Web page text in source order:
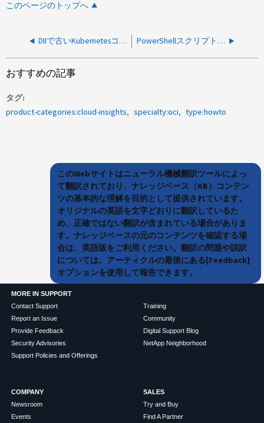
このページのトップへ
DIIで古いKubernetesコレクタが表示された場合にKubernetesコレクタを更新する方法 PowerShellスクリプトファイル./hostAdapterCommands3.ps1の実行中にホストアダプタのデータを取得するためにHyper-Vエラーが発生しました
おすすめの記事
タグ
product-categories:cloud-insights
specialty:oci type:howto
このWebサイトはニューラル機械翻訳ツールによっ
て翻訳されており、ナレッジベース（KB）コンテン
ツの基本的な理解を目的として提供されています。
オリジナルの英語を文字どおりに翻訳しているた
め、正確ではない翻訳が含まれている場合がありま
す。ナレッジベースの元のコンテンツを確認する場
合は、英語版をご利用ください。翻訳の問題や誤訳
については、アーティクルの最後にある[Feedback]
オプションを使用して報告できます。
MORE IN SUPPORT
Contact Support
Report an Issue
Provide Feedback
Security Advisories
Support Policies and Offerings
Training
Community
Digital Support Blog
NetApp Neighborhood
COMPANY
Newsroom
Events
SALES
Try and Buy
Find A Partner